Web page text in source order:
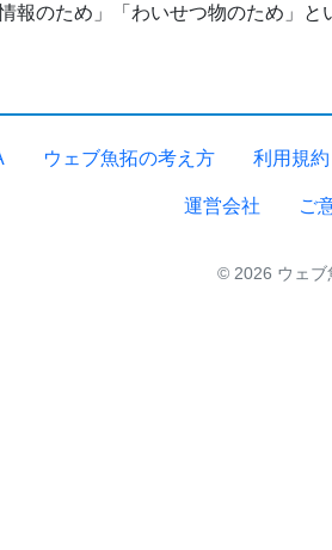
報のため」「わいせつ物のため」
ウェブ魚拓の考え方 利用規約
運営会社 ご
© 2026 ウェブ